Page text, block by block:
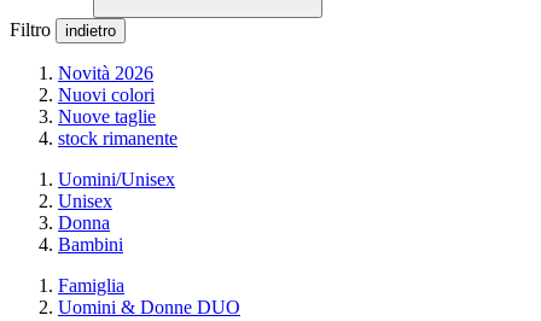
Filtro indietro
Novità 2026
Nuovi colori
Nuove taglie
stock rimanente
Uomini/Unisex
Unisex
Donna
Bambini
Famiglia
Uomini & Donne DUO